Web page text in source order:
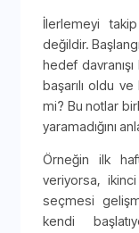
İlerlemeyi
değildir.
hedef
başarılı oldu
mi? Bu notlar
yaramadığını
Örneğin ilk
veriyorsa,
seçmesi
kendi